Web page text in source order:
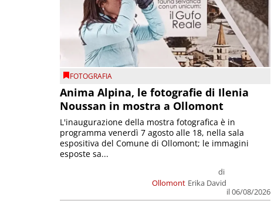
FOTOGRAFIA
Anima Alpina, le fotografie di Ilenia
Noussan in mostra a Ollomont
Ollomont
di
Erika David
il 06/08/2026
L'inaugurazione della mostra fotografica è in
programma venerdì 7 agosto alle 18, nella sala
espositiva del Comune di Ollomont; le immagini
esposte sa...